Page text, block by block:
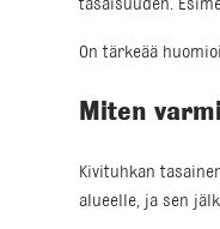
tasaisuuden.
On tärkeää
Miten
Kivituhkan
alueelle, ja sen